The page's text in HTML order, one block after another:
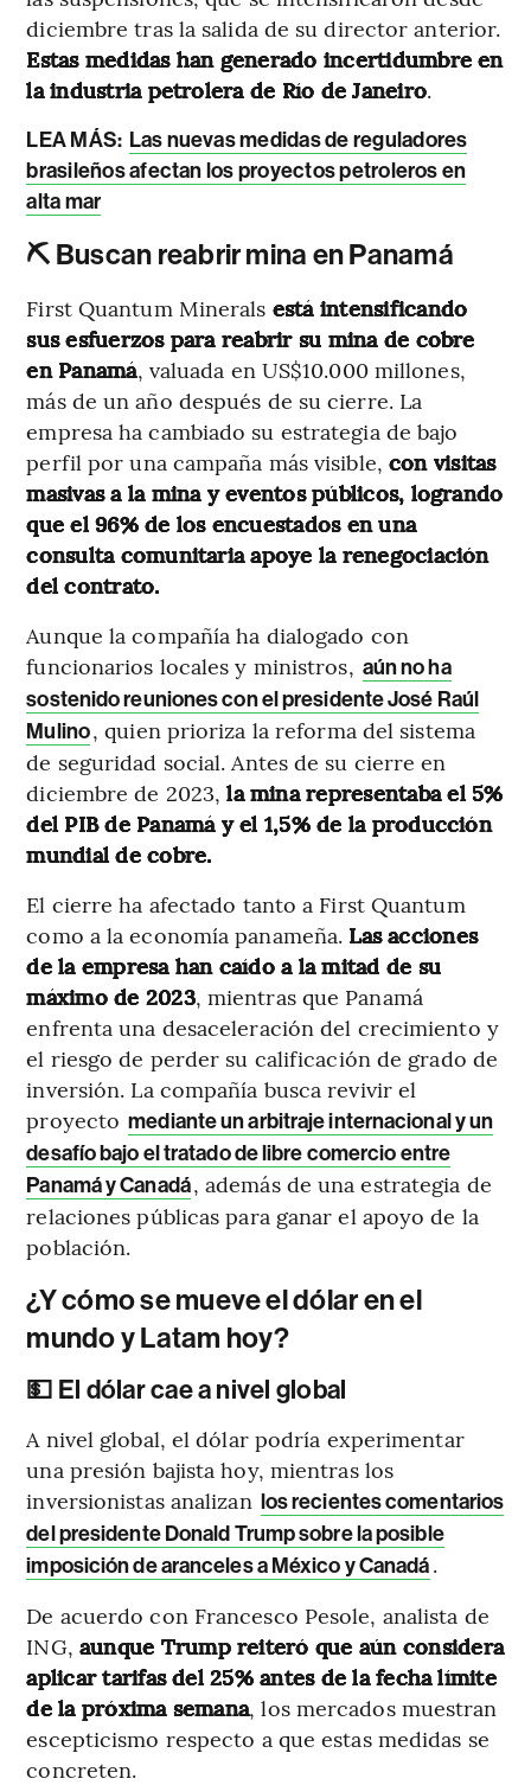
diciembre tras la salida de su director anterior.
Estas medidas han generado incertidumbre en
la industria petrolera de Río de Janeiro.
LEA MÁS: Las nuevas medidas de reguladores
brasileños afectan los proyectos petroleros en
alta mar
⛏ Buscan reabrir mina en Panamá
First Quantum Minerals está intensificando
sus esfuerzos para reabrir su mina de cobre
en Panamá, valuada en US$10.000 millones,
más de un año después de su cierre. La
empresa ha cambiado su estrategia de bajo
perfil por una campaña más visible, con visitas
masivas a la mina y eventos públicos, logrando
que el 96% de los encuestados en una
consulta comunitaria apoye la renegociación
del contrato.
Aunque la compañía ha dialogado con
funcionarios locales y ministros, aún no ha
sostenido reuniones con el presidente José Raúl
Mulino, quien prioriza la reforma del sistema
de seguridad social. Antes de su cierre en
diciembre de 2023,la mina representaba el 5%
del PIB de Panamá y el 1,5% de la producción
mundial de cobre.
El cierre ha afectado tanto a First Quantum
como a la economía panameña. Las acciones
de la empresa han caído a la mitad de su
máximo de 2023, mientras que Panamá
enfrenta una desaceleración del crecimiento y
el riesgo de perder su calificación de grado de
inversión. La compañía busca revivir el
proyecto mediante un arbitraje internacional y un
desafío bajo el tratado de libre comercio entre
Panamá y Canadá, además de una estrategia de
relaciones públicas para ganar el apoyo de la
población.
¿Y cómo se mueve el dólar en el
mundo y Latam hoy?
💵 El dólar cae a nivel global
A nivel global, el dólar podría experimentar
una presión bajista hoy, mientras los
inversionistas analizan los recientes comentarios
del presidente Donald Trump sobre la posible
imposición de aranceles a México y Canadá.
De acuerdo con Francesco Pesole, analista de
ING, aunque Trump reiteró que aún considera
aplicar tarifas del 25% antes de la fecha límite
de la próxima semana, los mercados muestran
escepticismo respecto a que estas medidas se
concreten.